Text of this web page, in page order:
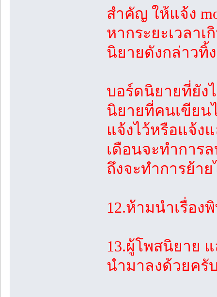
สำคัญ ให้แจ้ง
หากระยะเวลา
นิยายดังกล่าวทิ้
บอร์ดนิยายที่ยัง
นิยายที่คนเขียน
แจ้งไว้หรือแจ้ง
เดือนจะทำการ
ถึงจะทำการย้า
12.ห้ามนำเรื่อง
13.ผู้โพสนิยาย
นำมาลงด้วยครั